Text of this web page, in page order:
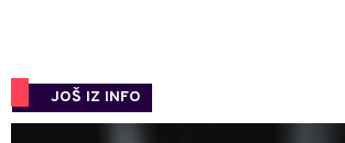
JOŠ IZ INFO